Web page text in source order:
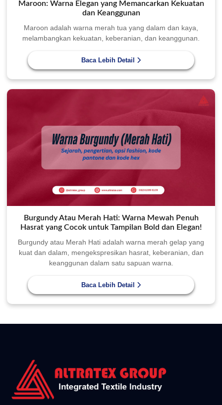
Maroon adalah warna merah tua yang dalam dan kaya,
melambangkan kekuatan, keberanian, dan keanggunan.
Baca Lebih Detail
Burgundy Atau Merah Hati: Warna Mewah Penuh
Hasrat yang Cocok untuk Tampilan Bold dan Elegan!
Burgundy atau Merah Hati adalah warna merah gelap yang
kuat dan dalam, mengekspresikan hasrat, keberanian, dan
keanggunan dalam satu sapuan warna.
Baca Lebih Detail
Jl.Raya Dagen KM. 4,5 Buran, Kec. Tasikmadu, Kab.